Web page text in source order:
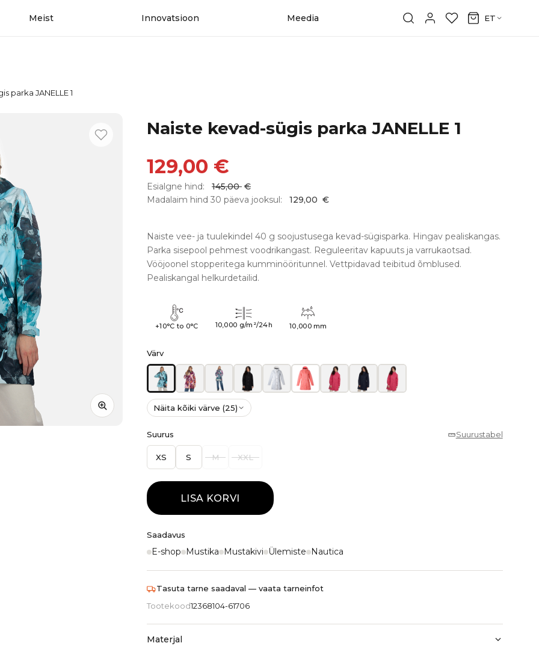
Meist Innovatsioon Meedia ET
parka JANELLE 1
Naiste kevad-sügis parka JANELLE 1
129,00 €
Esialgne hind: 145,00 €
Madalaim hind 30 päeva jooksul:
129,00 €
Naiste vee- ja tuulekindel 40 g soojustusega kevad-sügisparka. Hingav pealiskangas.
Parka sisepool pehmest voodrikangast. Reguleeritav kapuuts ja varrukaotsad.
Vööjoonel stopperitega kumminööritunnel. Vettpidavad teibitud õmblused.
Pealiskangal helkurdetailid.
+10°C to 0°C 10,000 g/m²/24h 10,000 mm
Värv
Näita kõiki värve (25)
Suurus Suurustabel
XS S M XXL
LISA KORVI
Saadavus
E-shop Mustika Mustakivi Ülemiste Nautica
Tasuta tarne saadaval — vaata tarneinfot
Tootekood12368104-61706
Materjal